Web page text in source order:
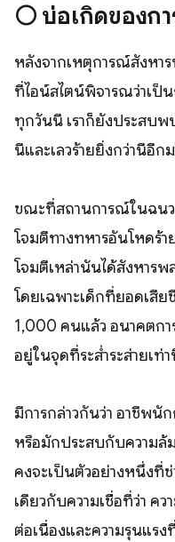
⚪️ บ่อเกิดของก
หลังจากเหตุการณ์สังหา
ที่ไอน์สไตน์พิจารณว่าเป็
ทุกวันนี้ เราก็ยังประสบ
นี้และเลวร้ายยิ่งกว่านี้อีก
ขณะที่สถานการณ์ในฉนว
โจมตีทางทหารอันโหดร้
โจมตีเหล่านั้นได้สังหารพ
โดยเฉพาะเด็กที่ยอดเสี
1,000 คนแล้ว อนาคตกา
อยู่ในจุดที่ระส่ำระส่ายเท่
มีการกล่าวกันว่า อาชีพนั
หรือมักประสบกับความล้
คงจะเป็นตัวอย่างหนึ่งที่
เดียวกับความเชื่อที่ว่า ค
ต่อเนื่องและความรุนแร